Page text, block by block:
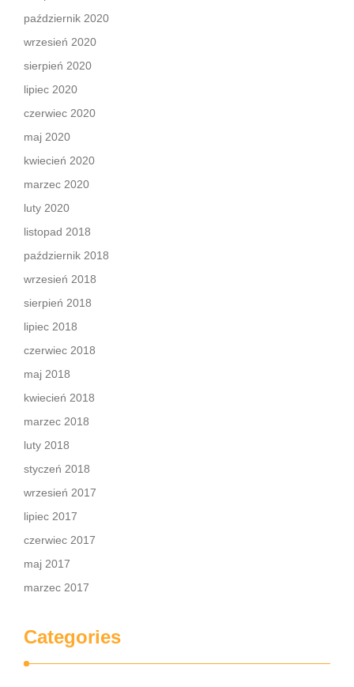
październik 2020
wrzesień 2020
sierpień 2020
lipiec 2020
czerwiec 2020
maj 2020
kwiecień 2020
marzec 2020
luty 2020
listopad 2018
październik 2018
wrzesień 2018
sierpień 2018
lipiec 2018
czerwiec 2018
maj 2018
kwiecień 2018
marzec 2018
luty 2018
styczeń 2018
wrzesień 2017
lipiec 2017
czerwiec 2017
maj 2017
marzec 2017
Categories